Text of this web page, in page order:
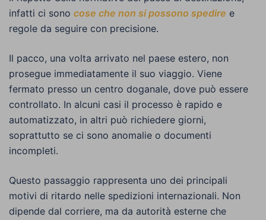
infatti ci sono cose che non si possono spedire e
regole da seguire con precisione.
Il pacco, una volta arrivato nel paese estero, non
prosegue immediatamente il suo viaggio. Viene
fermato presso un centro doganale, dove può essere
controllato. In alcuni casi il processo è rapido e
automatizzato, in altri può richiedere giorni,
soprattutto se ci sono anomalie o documenti
incompleti.
Questo passaggio rappresenta uno dei principali
motivi di ritardo nelle spedizioni internazionali. Non
dipende dal corriere, ma da autorità esterne che